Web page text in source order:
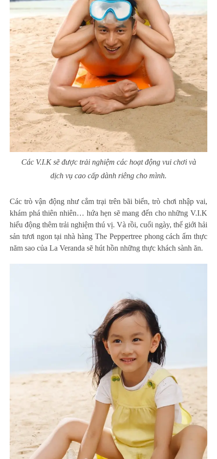
Các V.I.K sẽ được trải nghiệm các hoạt động vui chơi và
dịch vụ cao cấp dành riêng cho mình.
Các trò vận động như cắm trại trên bãi biển, trò chơi nhập vai,
khám phá thiên nhiên… hứa hẹn sẽ mang đến cho những V.I.K
hiếu động thêm trải nghiệm thú vị. Và rồi, cuối ngày, thế giới hải
sản tươi ngon tại nhà hàng The Peppertree phong cách ẩm thực
năm sao của La Veranda sẽ hút hồn những thực khách sành ăn.